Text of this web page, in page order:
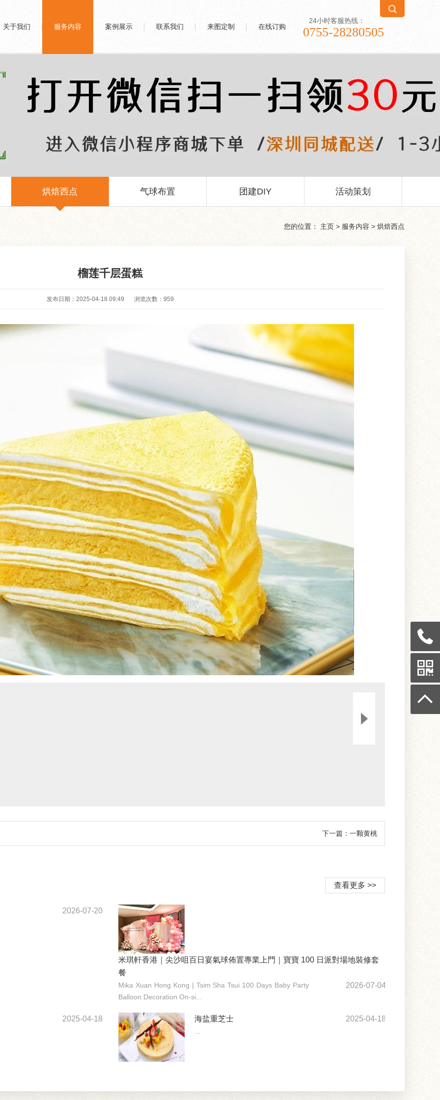
关于我们 服务内容 案例展示 联系我们 来图定制 在线订购
24小时客服热线：
0755-28280505
烘焙西点 气球布置 团建DIY 活动策划
您的位置： 主页 > 服务内容 > 烘焙西点
榴莲千层蛋糕
发布日期：2025-04-18 09:49 浏览次数： 959
下一篇：一颗黄桃
查看更多 >>
2026-07-20
米琪軒香港｜尖沙咀百日宴氣球佈置專業上門｜寶寶 100 日派對場地裝修套
餐
2026-07-04
Mika Xuan Hong Kong | Tsim Sha Tsui 100 Days Baby Party
Balloon Decoration On-si...
2025-04-18 海盐重芝士 2025-04-18